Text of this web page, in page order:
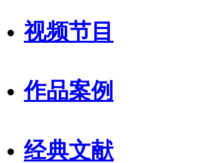
视频节目
作品案例
经典文献